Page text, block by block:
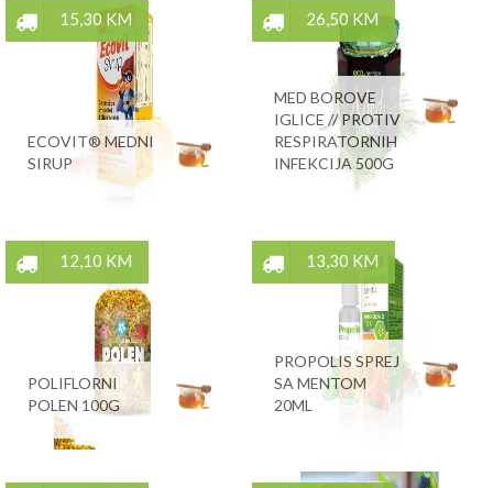
15,30 KM
ECOVIT® MEDNI
SIRUP
26,50 KM
MED BOROVE
IGLICE // PROTIV
RESPIRATORNIH
INFEKCIJA 500G
12,10 KM
POLIFLORNI
POLEN 100G
13,30 KM
PROPOLIS SPREJ
SA MENTOM
20ML